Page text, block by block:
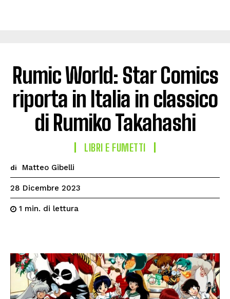
Rumic World: Star Comics
riporta in Italia in classico
di Rumiko Takahashi
LIBRI E FUMETTI
di Matteo Gibelli
28 Dicembre 2023
1 min. di lettura